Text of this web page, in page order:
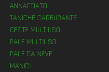
ANNAFFIATOI
TANICHE CARBURANTE
CESTE MULTIUSO
PALE MULTIUSO
PALE DA NEVE
MANICI